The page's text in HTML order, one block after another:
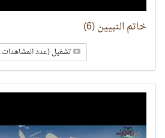
خاتم النبيين (6)
تشغيل (عدد المشاهدات: 2.2K)